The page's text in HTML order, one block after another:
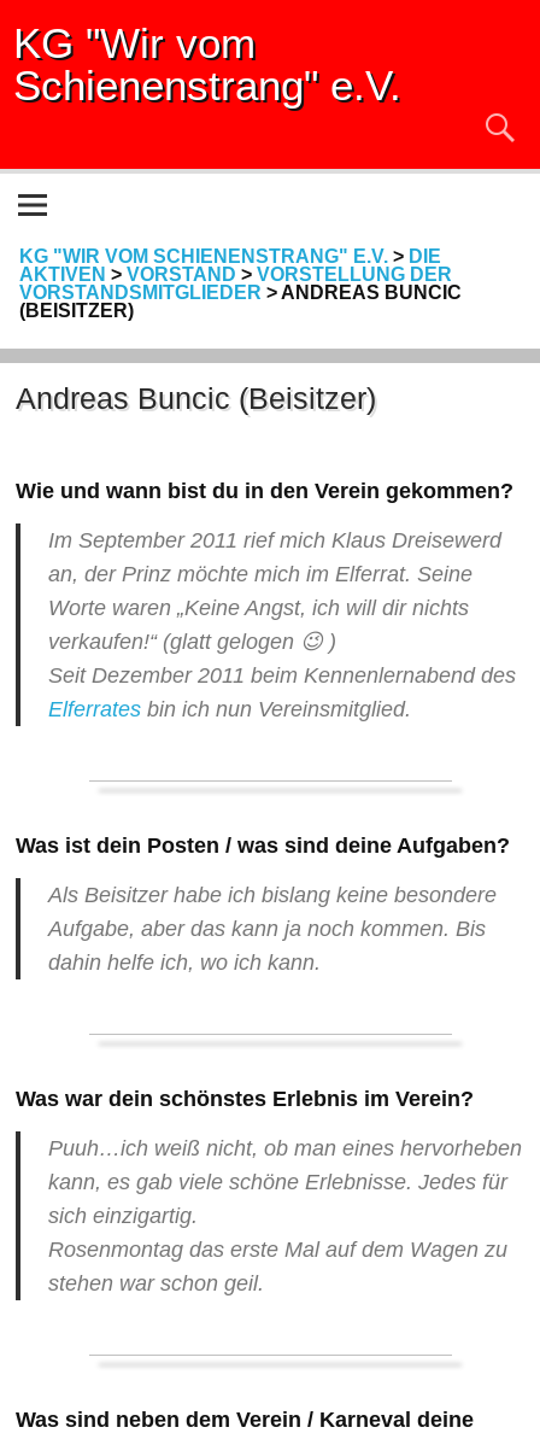
KG "Wir vom
Schienenstrang" e.V.
KG "WIR VOM SCHIENENSTRANG" E.V.> DIE
AKTIVEN > VORSTAND > VORSTELLUNG DER
VORSTANDSMITGLIEDER >ANDREAS BUNCIC
(BEISITZER)
Andreas Buncic (Beisitzer)
Wie und wann bist du in den Verein gekommen?
Im September 2011 rief mich Klaus Dreisewerd
an, der Prinz möchte mich im Elferrat. Seine
Worte waren „Keine Angst, ich will dir nichts
verkaufen!“ (glatt gelogen 😉 )
Seit Dezember 2011 beim Kennenlernabend des
Elferratesbin ich nun Vereinsmitglied.
Was ist dein Posten / was sind deine Aufgaben?
Als Beisitzer habe ich bislang keine besondere
Aufgabe, aber das kann ja noch kommen. Bis
dahin helfe ich, wo ich kann.
Was war dein schönstes Erlebnis im Verein?
Puuh…ich weiß nicht, ob man eines hervorheben
kann, es gab viele schöne Erlebnisse. Jedes für
sich einzigartig.
Rosenmontag das erste Mal auf dem Wagen zu
stehen war schon geil.
Was sind neben dem Verein / Karneval deine